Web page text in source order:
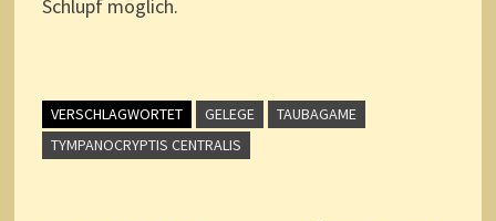
Schlupf möglich.
VERSCHLAGWORTET GELEGE
TAUBAGAME
TYMPANOCRYPTIS CENTRALIS